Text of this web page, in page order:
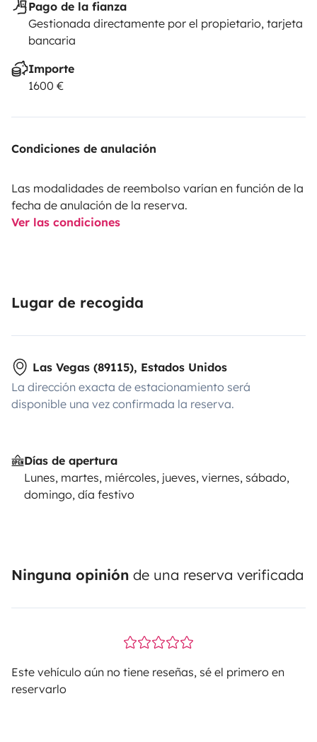
Pago de la fianza
Gestionada directamente por el propietario, tarjeta
bancaria
Importe
1600 €
Condiciones de anulación
Las modalidades de reembolso varían en función de la
fecha de anulación de la reserva.
Ver las condiciones
Lugar de recogida
Las Vegas (89115), Estados Unidos
La dirección exacta de estacionamiento será
disponible una vez confirmada la reserva.
Días de apertura
Lunes, martes, miércoles, jueves, viernes, sábado,
domingo, día festivo
Ninguna opinión de una reserva verificada
Este vehículo aún no tiene reseñas, sé el primero en
reservarlo